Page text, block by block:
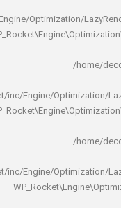
rocket/inc/Engine/
rocket/inc/Engine/
rocket/inc/Engine/